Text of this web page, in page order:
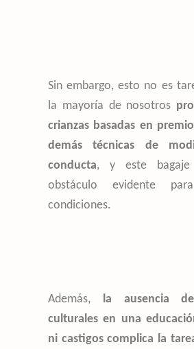
Sin embargo, esto no es
la mayoría de nosotros
crianzas basadas en
demás técnicas de
conducta, y este bagaje
obstáculo evidente
condiciones.
Además, la ausencia
culturales en una
ni castigos complica la